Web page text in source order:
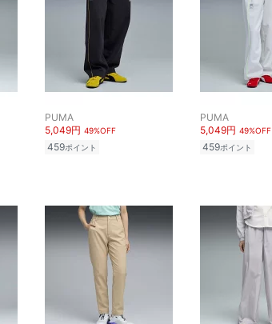
PUMA
5,049円 49%OFF
459ポイント
PUMA
5,049円 49%OFF
459ポイント